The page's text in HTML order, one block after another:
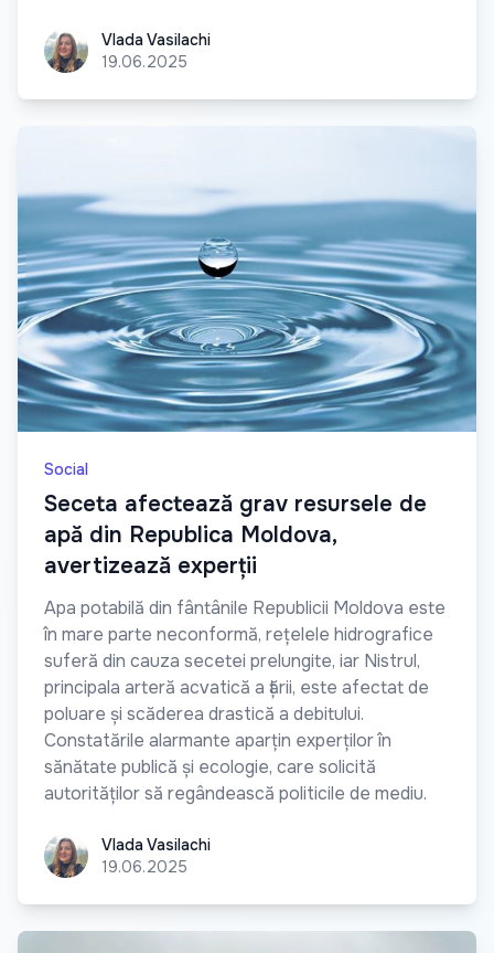
Vlada Vasilachi
Vlada Vasilachi
19.06.2025
Social
Seceta afectează grav resursele de
apă din Republica Moldova,
avertizează experții
Apa potabilă din fântânile Republicii Moldova este
în mare parte neconformă, rețelele hidrografice
suferă din cauza secetei prelungite, iar Nistrul,
principala arteră acvatică a țării, este afectat de
poluare și scăderea drastică a debitului.
Constatările alarmante aparțin experților în
sănătate publică și ecologie, care solicită
autorităților să regândească politicile de mediu.
Vlada Vasilachi
Vlada Vasilachi
19.06.2025